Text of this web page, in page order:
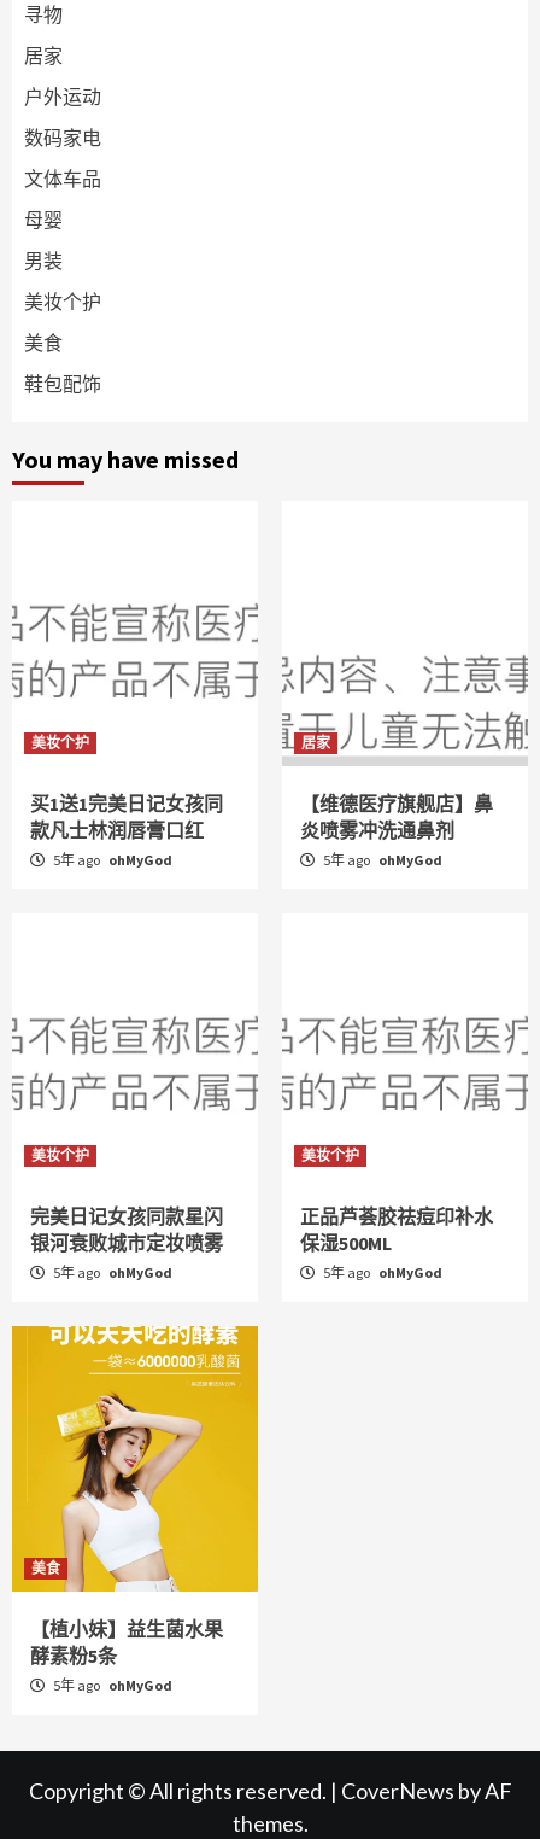
寻物
居家
户外运动
数码家电
文体车品
母婴
男装
美妆个护
美食
鞋包配饰
You may have missed
美妆个护
买1送1完美日记女孩同
款凡士林润唇膏口红
5年 ago ohMyGod
居家
【维德医疗旗舰店】鼻
炎喷雾冲洗通鼻剂
5年 ago ohMyGod
美妆个护
完美日记女孩同款星闪
银河衰败城市定妆喷雾
5年 ago ohMyGod
美妆个护
正品芦荟胶祛痘印补水
保湿500ML
5年 ago ohMyGod
美食
【植小妹】益生菌水果
酵素粉5条
5年 ago ohMyGod
Copyright © All rights reserved. | CoverNews by AF
themes.